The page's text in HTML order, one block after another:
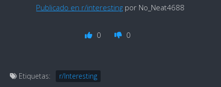
Publicado en r/interesting por No_Neat4688
0 0
Etiquetas: r/Interesting